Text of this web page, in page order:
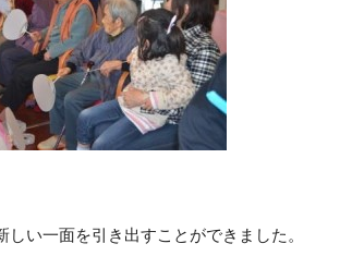
い一面を引き出すことができました。